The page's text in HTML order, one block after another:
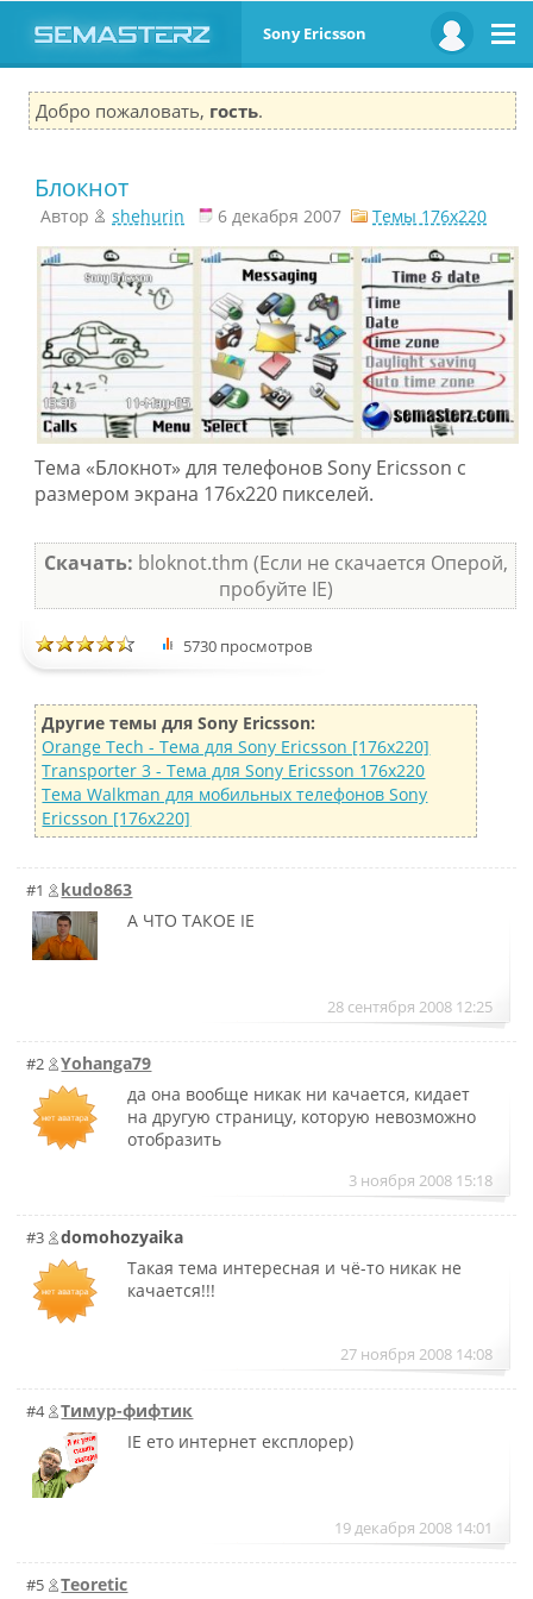
Sony Ericsson
Добро пожаловать, гость.
Блокнот
Автор shehurin 6 декабря 2007 Темы 176x220
Тема «Блокнот» для телефонов Sony Ericsson с
размером экрана 176x220 пикселей.
Скачать: bloknot.thm (Если не скачается Оперой,
пробуйте IE)
5730 просмотров
Другие темы для Sony Ericsson:
Orange Tech - Тема для Sony Ericsson [176x220]
Transporter 3 - Тема для Sony Ericsson 176x220
Тема Walkman для мобильных телефонов Sony
Ericsson [176x220]
#1
kudo863
А ЧТО ТАКОЕ IE
28 сентября 2008 12:25
#2
Yohanga79
да она вообще никак ни качается, кидает
на другую страницу, которую невозможно
отобразить
3 ноября 2008 15:18
#3
domohozyaika
Такая тема интересная и чё-то никак не
качается!!!
27 ноября 2008 14:08
#4
Тимур-фифтик
IE ето интернет експлорер)
19 декабря 2008 14:01
#5 Teoretic